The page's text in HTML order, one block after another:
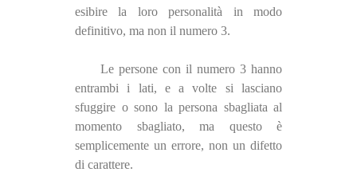
esibire la loro personalità in modo
definitivo, ma non il numero 3.
Le persone con il numero 3 hanno
entrambi i lati, e a volte si lasciano
sfuggire o sono la persona sbagliata al
momento sbagliato, ma questo è
semplicemente un errore, non un difetto
di carattere.